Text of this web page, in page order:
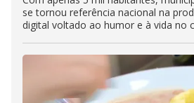
se tornou referência nacional na
digital voltado ao humor e à vida no